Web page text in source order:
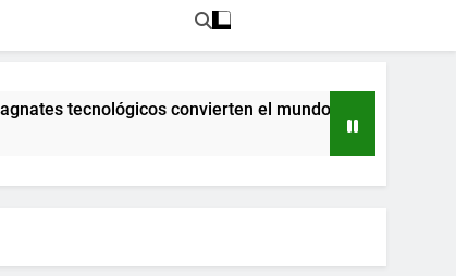
tecnológicos convierten el mundo en una pesadilla